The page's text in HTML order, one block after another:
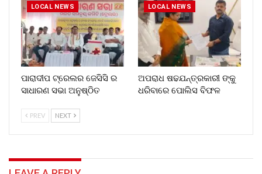
LOCAL NEWS
ପାରାଦୀପ ଟ୍ରେଲର ଜେସିସି ର
ସାଧାରଣ ସଭା ଅନୁଷ୍ଠିତ
LOCAL NEWS
ଅପରାଧ ଷଢଯନ୍ତ୍ରକାରୀ ଙ୍କୁ
ଧରିବାରେ ପୋଲିସ ବିଫଳ
PREV NEXT